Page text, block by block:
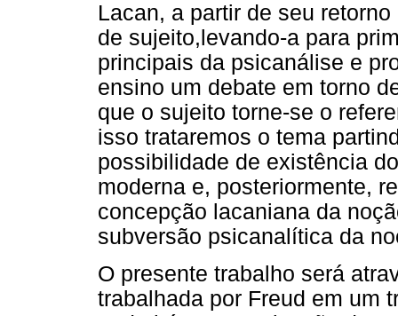
Lacan, a partir de seu
de sujeito,levando-a para
principais da psicanálise e
ensino um debate em torno
que o sujeito torne-se o
isso trataremos o tema
possibilidade de existência
moderna e, posteriormente,
concepção lacaniana da
subversão psicanalítica da
O presente trabalho será
trabalhada por Freud em um